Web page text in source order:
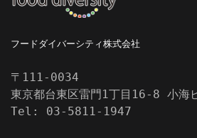
フードダイバーシティ株式会社
〒111-0034
東京都台東区雷門1丁目16-8 小海
Tel: 03-5811-1947